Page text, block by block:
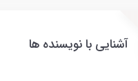
آشنایی با نویسنده ها